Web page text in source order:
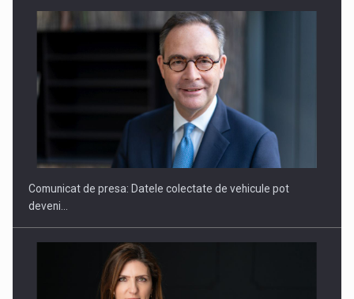
ROOTED IN ROMANIA, BUILT TO DELIVER TECHNOLOGY FOR
Comunicat de presa: Datele colectate de vehicule pot
deveni…